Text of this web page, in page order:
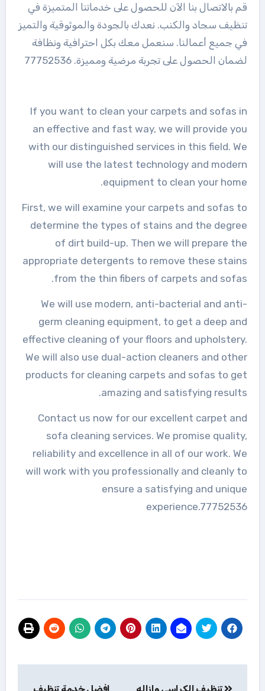
قم بالاتصال بنا الآن للحصول على خدماتنا المتميزة في
تنظيف سجاد والكنب. نعدك بالجودة والموثوقية والتميز
في جميع أعمالنا. سنعمل معك بكل احترافية ونظافة
لضمان الحصول على تجربة مرضية ومميزة. 77752536
If you want to clean your carpets and sofas in
an effective and fast way, we will provide you
with our distinguished services in this field. We
will use the latest technology and modern
equipment to clean your home.
First, we will examine your carpets and sofas to
determine the types of stains and the degree
of dirt build-up. Then we will prepare the
appropriate detergents to remove these stains
from the thin fibers of carpets and sofas.
We will use modern, anti-bacterial and anti-
germ cleaning equipment, to get a deep and
effective cleaning of your floors and upholstery.
We will also use dual-action cleaners and other
products for cleaning carpets and sofas to get
amazing and satisfying results.
Contact us now for our excellent carpet and
sofa cleaning services. We promise quality,
reliability and excellence in all of our work. We
will work with you professionally and cleanly to
ensure a satisfying and unique
experience.77752536